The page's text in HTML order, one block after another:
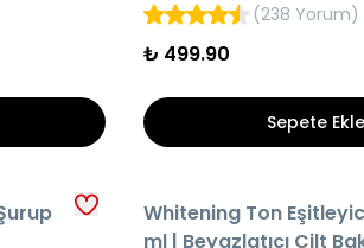
(238 Yorum)
₺ 499.90
Sepete Ekle
AYNI GÜN KARGO
Whitening Ton
ml | Beyazlatıcı Cilt